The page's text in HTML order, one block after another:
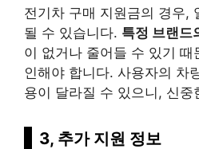
전기차 구매 지원금의 경우,
될 수 있습니다. 특정 브랜드
이 없거나 줄어들 수 있기
인해야 합니다. 사용자의 차
용이 달라질 수 있으니, 신중
3, 추가 지원 정보